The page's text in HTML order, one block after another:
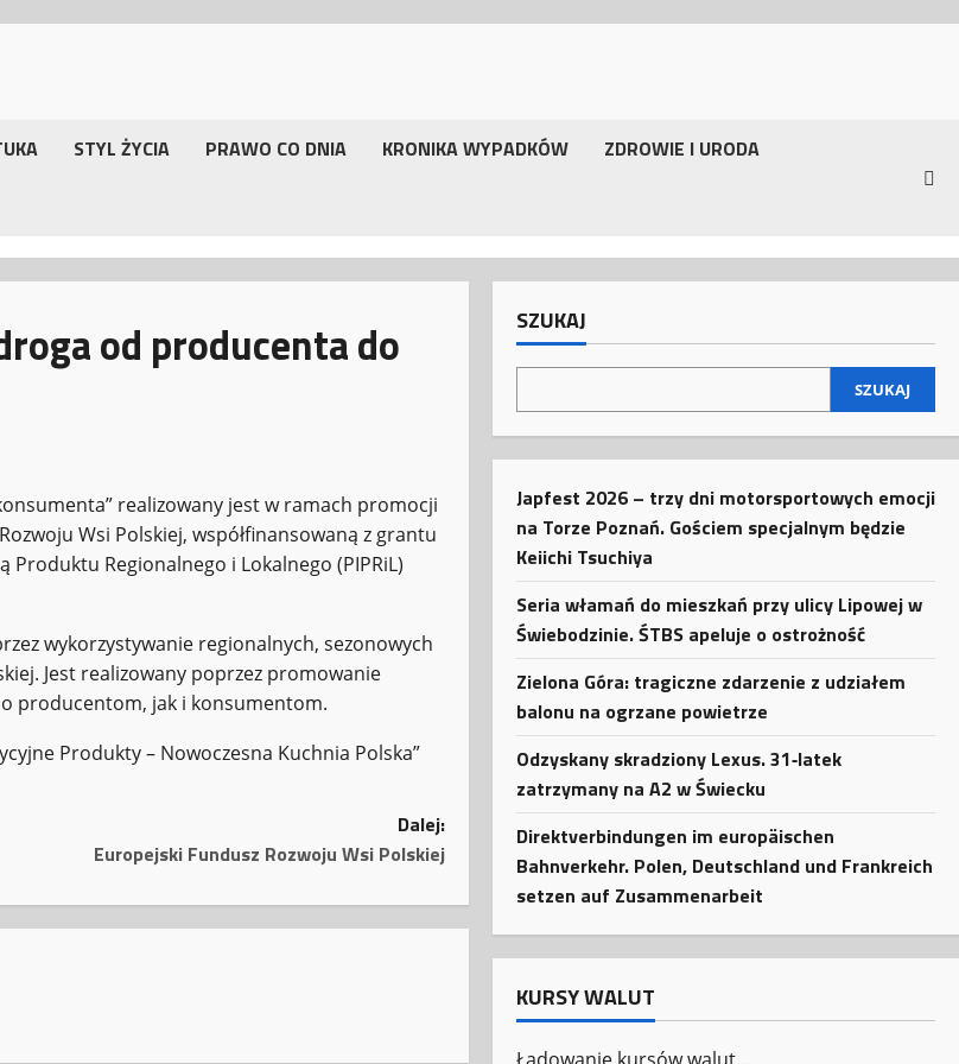
STYL ŻYCIA PRAWO CO DNIA KRONIKA WYPADKÓW ZDROWIE I URODA
od producenta do
realizowany jest w ramach promocji
Wsi Polskiej, współfinansowaną z grantu
Produktu Regionalnego i Lokalnego (PIPRiL)
wykorzystywanie regionalnych, sezonowych
Jest realizowany poprzez promowanie
producentom, jak i konsumentom.
Produkty – Nowoczesna Kuchnia Polska”
Dalej:
Europejski Fundusz Rozwoju Wsi Polskiej
SZUKAJ
SZUKAJ
Japfest 2026 – trzy dni motorsportowych emocji
na Torze Poznań. Gościem specjalnym będzie
Keiichi Tsuchiya
Seria włamań do mieszkań przy ulicy Lipowej w
Świebodzinie. ŚTBS apeluje o ostrożność
Zielona Góra: tragiczne zdarzenie z udziałem
balonu na ogrzane powietrze
Odzyskany skradziony Lexus. 31‑latek
zatrzymany na A2 w Świecku
Direktverbindungen im europäischen
Bahnverkehr. Polen, Deutschland und Frankreich
setzen auf Zusammenarbeit
KURSY WALUT